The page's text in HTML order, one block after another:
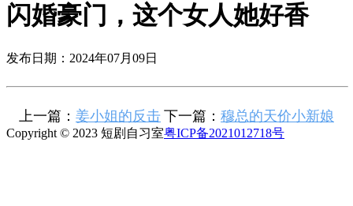
闪婚豪门，这个女人她好香
发布日期：2024年07月09日
上一篇： 姜小姐的反击 下一篇： 穆总的天价小新娘
Copyright © 2023 短剧自习室粤ICP备2021012718号